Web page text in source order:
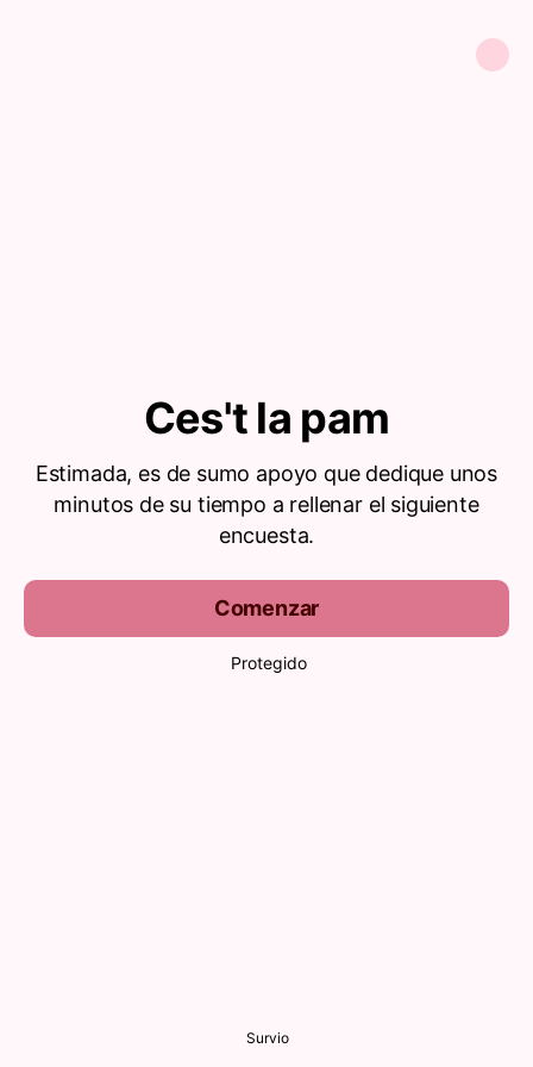
Ces't la pam
Estimada, es de sumo apoyo que dedique unos
minutos de su tiempo a rellenar el siguiente
encuesta.
Comenzar
Protegido
Survio